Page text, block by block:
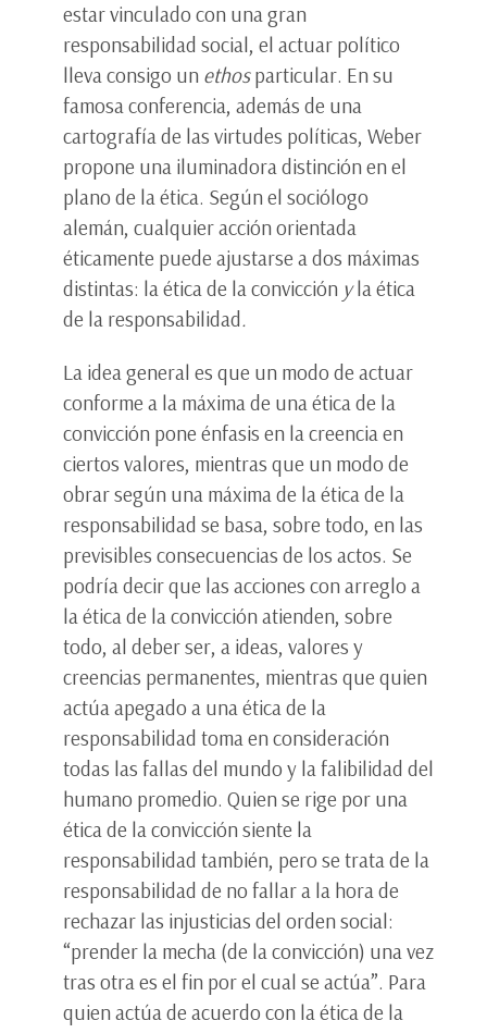
estar vinculado con una gran
responsabilidad social, el actuar político
lleva consigo un ethosparticular. En su
famosa conferencia, además de una
cartografía de las virtudes políticas, Weber
propone una iluminadora distinción en el
plano de la ética. Según el sociólogo
alemán, cualquier acción orientada
éticamente puede ajustarse a dos máximas
distintas: la ética de la convicción yla ética
de la responsabilidad.
La idea general es que un modo de actuar
conforme a la máxima de una ética de la
convicción pone énfasis en la creencia en
ciertos valores, mientras que un modo de
obrar según una máxima de la ética de la
responsabilidad se basa, sobre todo, en las
previsibles consecuencias de los actos. Se
podría decir que las acciones con arreglo a
la ética de la convicción atienden, sobre
todo, al deber ser, a ideas, valores y
creencias permanentes, mientras que quien
actúa apegado a una ética de la
responsabilidad toma en consideración
todas las fallas del mundo y la falibilidad del
humano promedio. Quien se rige por una
ética de la convicción siente la
responsabilidad también, pero se trata de la
responsabilidad de no fallar a la hora de
rechazar las injusticias del orden social:
“prender la mecha (de la convicción) una vez
tras otra es el fin por el cual se actúa”. Para
quien actúa de acuerdo con la ética de la